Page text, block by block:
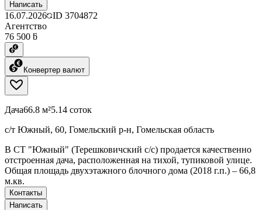
Написать
16.07.2026 ID 3704872
Агентство
76 500 ƃ
Конвертер валют
Дача66.8 м²5.14 соток
с/т Южный, 60, Гомельский р-н, Гомельская область
В СТ "Южный" (Терешковичский с/с) продается качественно
отстроенная дача, расположенная на тихой, тупиковой улице.
Общая площадь двухэтажного блочного дома (2018 г.п.) – 66,8
м.кв.
Контакты
Написать